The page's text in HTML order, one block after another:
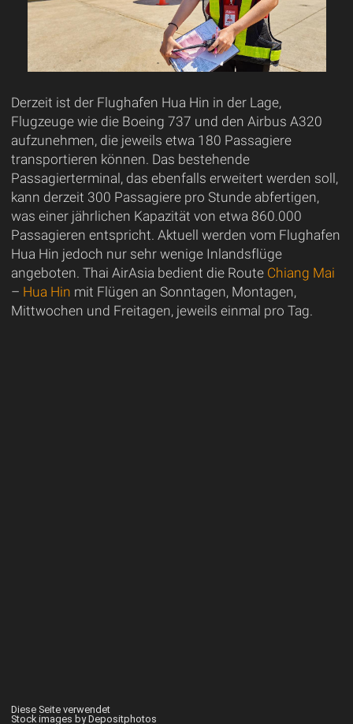
Derzeit ist der Flughafen Hua Hin in der Lage,
Flugzeuge wie die Boeing 737 und den Airbus A320
aufzunehmen, die jeweils etwa 180 Passagiere
transportieren können. Das bestehende
Passagierterminal, das ebenfalls erweitert werden soll,
kann derzeit 300 Passagiere pro Stunde abfertigen,
was einer jährlichen Kapazität von etwa 860.000
Passagieren entspricht. Aktuell werden vom Flughafen
Hua Hin jedoch nur sehr wenige Inlandsflüge
angeboten. Thai AirAsia bedient die Route Chiang Mai
– Hua Hin mit Flügen an Sonntagen, Montagen,
Mittwochen und Freitagen, jeweils einmal pro Tag.
Diese Seite verwendet
Stock images by Depositphotos